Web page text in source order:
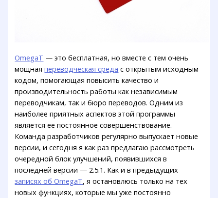
OmegaT — это бесплатная, но вместе с тем очень
мощнаяпереводческая среда с открытым исходным
кодом, помогающая повысить качество и
производительность работы как независимым
переводчикам, так и бюро переводов. Одним из
наиболее приятных аспектов этой программы
является ее постоянное совершенствование.
Команда разработчиков регулярно выпускает новые
версии, и сегодня я как раз предлагаю рассмотреть
очередной блок улучшений, появившихся в
последней версии — 2.5.1. Как и в предыдущих
записях об OmegaT, я остановлюсь только на тех
новых функциях, которые мы уже постоянно